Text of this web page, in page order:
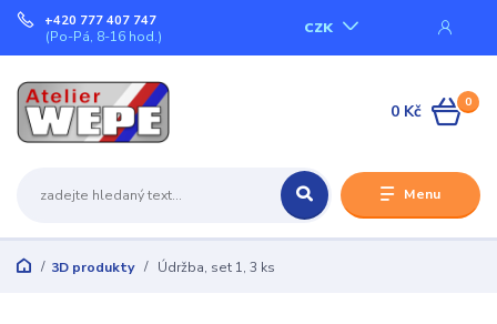
Menu
CZK
+420 777 407 747
(Po-Pá, 8-16 hod.)
0
0 Kč
3D produkty Údržba, set 1, 3 ks